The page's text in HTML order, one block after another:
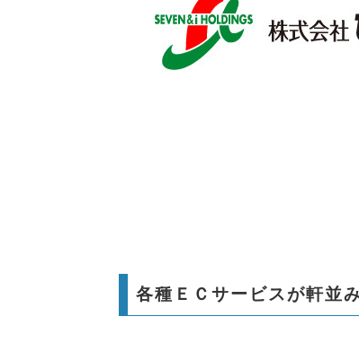
各種ＥＣサービスが軒並